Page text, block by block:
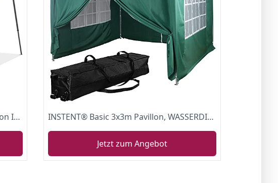
MasterCanopy Slant Leg Pop-up-Pavillon Instant Outdoor Baldachin Einfache Einrichtung Faltpavillon, 3,6 x 3,6 m, Schwarz INSTENT® Basic 3x3m Pavillon, WASSERDICHT (SGS geprüft) + UV-Schutz 50+ (TÜV Rheinland geprüft), inkl. Zubehör, Auswahl: Seitenteile + Farbe Weiß Champagner Blau Grün Rot Anthrazit Tarn Camouflage
Jetzt zum Angebot